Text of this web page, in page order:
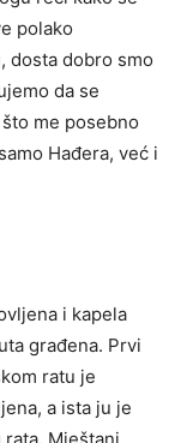
polako
dosta dobro smo
da se
me posebno
Hađera, već i
i kapela
građena. Prvi
ratu je
a ista ju je